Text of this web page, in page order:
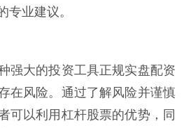
专业建议。
强大的投资工具正规实盘配资
在风险。通过了解风险并谨慎
可以利用杠杆股票的优势，同